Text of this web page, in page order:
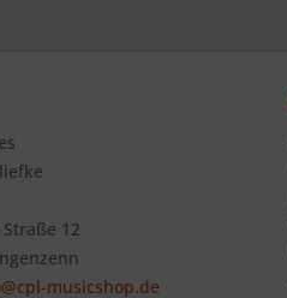
12
musicshop.de